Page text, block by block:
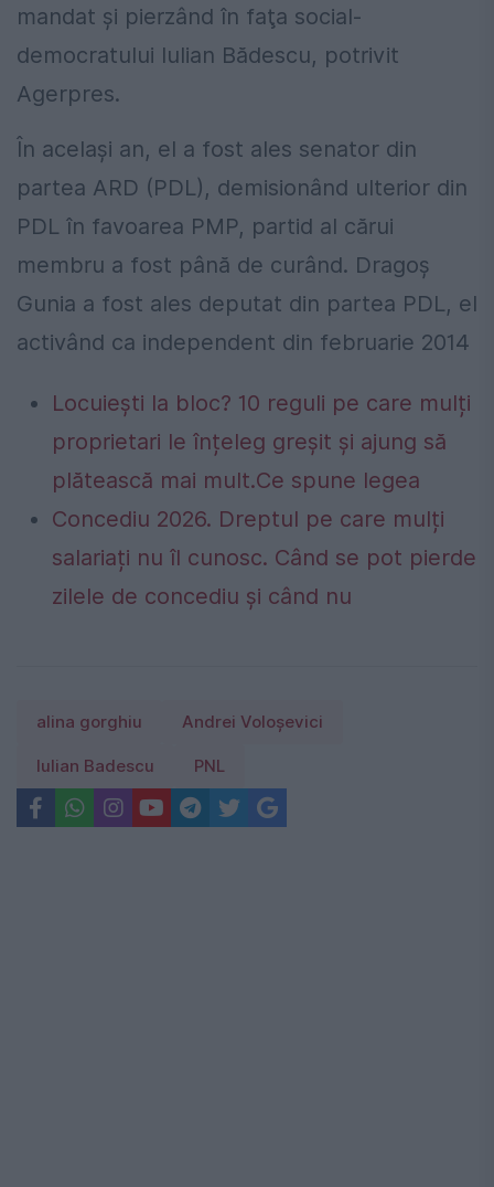
mandat şi pierzând în faţa social-
democratului Iulian Bădescu, potrivit
Agerpres.
În acelaşi an, el a fost ales senator din
partea ARD (PDL), demisionând ulterior din
PDL în favoarea PMP, partid al cărui
membru a fost până de curând. Dragoş
Gunia a fost ales deputat din partea PDL, el
activând ca independent din februarie 2014
Locuiești la bloc? 10 reguli pe care mulți
proprietari le înțeleg greșit și ajung să
plătească mai mult.Ce spune legea
Concediu 2026. Dreptul pe care mulți
salariați nu îl cunosc. Când se pot pierde
zilele de concediu și când nu
alina gorghiu Andrei Voloşevici
Iulian Badescu PNL